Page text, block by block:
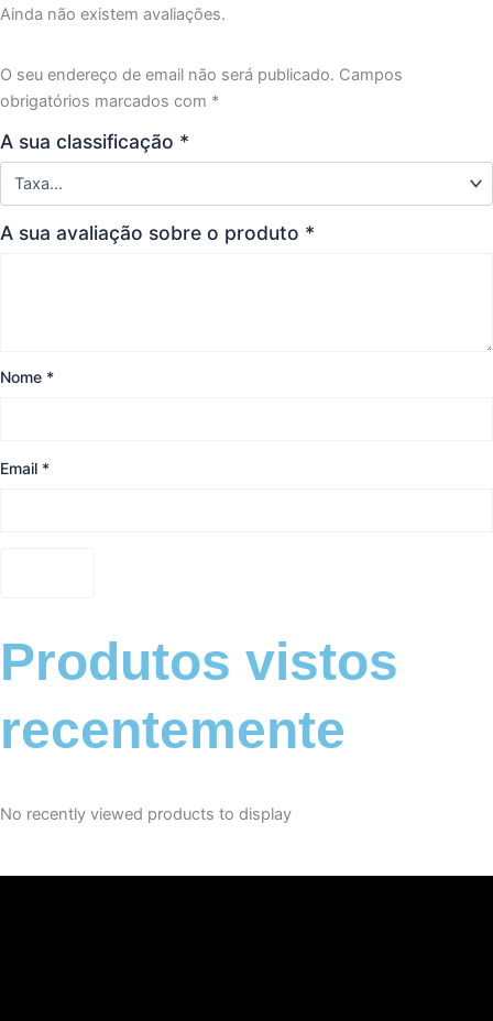
Ainda não existem avaliações.
O seu endereço de email não será publicado. Campos
obrigatórios marcados com *
A sua classificação *
A sua avaliação sobre o produto *
Nome *
Email *
Produtos vistos
recentemente
No recently viewed products to display